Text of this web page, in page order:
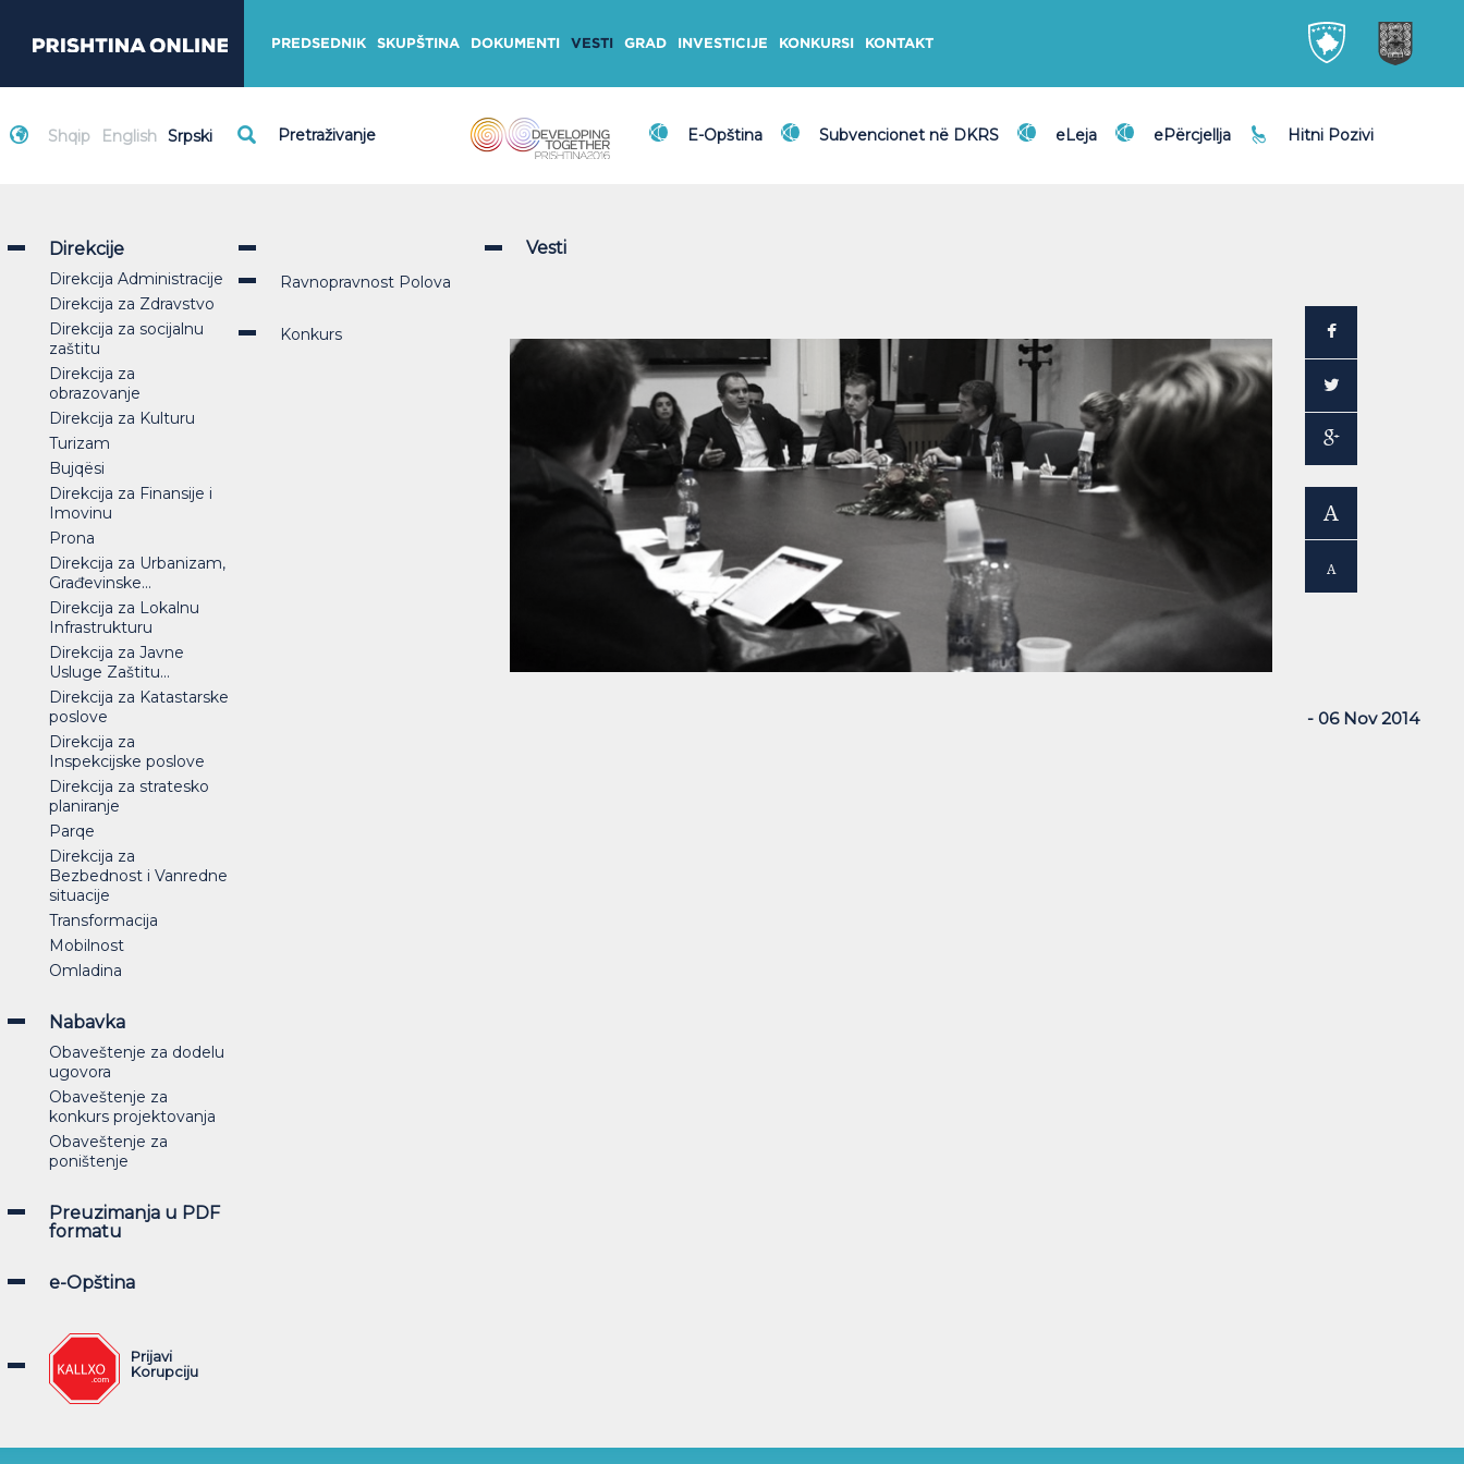
PREDSEDNIK SKUPŠTINA DOKUMENTI VESTI GRAD INVESTICIJE KONKURSI KONTAKT
Shqip English Srpski E-Opština Subvencionet në DKRS eLeja ePërcjellja Hitni Pozivi
Direkcije
Direkcija Administracije
Direkcija za Zdravstvo
Direkcija za socijalnu
zaštitu
Direkcija za
obrazovanje
Direkcija za Kulturu
Turizam
Bujqësi
Direkcija za Finansije i
Imovinu
Prona
Direkcija za Urbanizam,
Građevinske...
Direkcija za Lokalnu
Infrastrukturu
Direkcija za Javne
Usluge Zaštitu...
Direkcija za Katastarske
poslove
Direkcija za
Inspekcijske poslove
Direkcija za stratesko
planiranje
Parqe
Direkcija za
Bezbednost i Vanredne
situacije
Transformacija
Mobilnost
Omladina
Nabavka
Obaveštenje za dodelu
ugovora
Obaveštenje za
konkurs projektovanja
Obaveštenje za
poništenje
Preuzimanja u PDF
formatu
e-Opština
Prijavi
Korupciju
Ravnopravnost Polova
Konkurs
Vesti
- 06 Nov 2014
A
A